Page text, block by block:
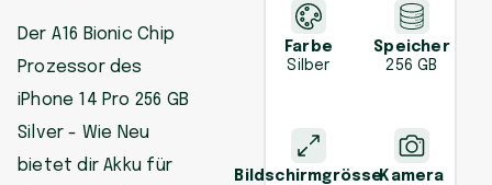
Der A16 Bionic Chip
Prozessor des
iPhone 14 Pro 256 GB
Silver - Wie Neu
bietet dir Akku für
Farbe
Silber
Speicher
256 GB
BildschirmgrösseKamera